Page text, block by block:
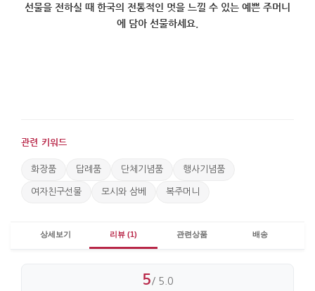
선물을 전하실 때 한국의 전통적인 멋을 느낄 수 있는 예쁜 주머니
에 담아 선물하세요.
관련 키워드
화장품 답례품 단체기념품 행사기념품
여자친구선물 모시와 삼베 복주머니
상세보기 리뷰 (1) 관련상품 배송
5/ 5.0